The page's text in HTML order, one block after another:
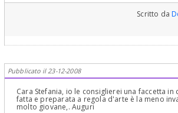
Scritto da
Pubblicato il 23-12-2008
Cara Stefania, io le consiglierei una faccetta in
fatta e preparata a regola d'arte è la meno
molto giovane,. Auguri